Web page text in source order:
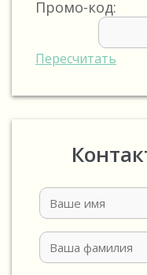
Промо-код:
Пересчитать